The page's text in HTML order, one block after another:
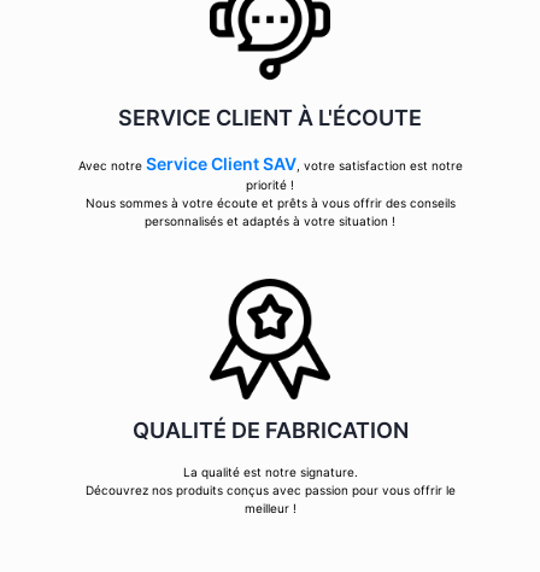
SERVICE CLIENT À L'ÉCOUTE
Avec notre Service Client SAV , votre satisfaction est notre
priorité !
Nous sommes à votre écoute et prêts à vous offrir des conseils
personnalisés et adaptés à votre situation !
QUALITÉ DE FABRICATION
La qualité est notre signature.
Découvrez nos produits conçus avec passion pour vous offrir le
meilleur !